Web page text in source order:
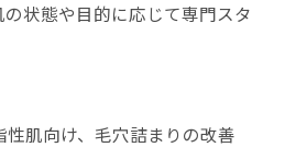
状態や目的に応じて専門スタ
肌向け、毛穴詰まりの改善